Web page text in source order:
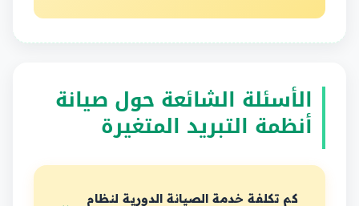
الأسئلة الشائعة حول صيانة
أنظمة التبريد المتغيرة
كم تكلفة خدمة الصيانة الدورية لنظام